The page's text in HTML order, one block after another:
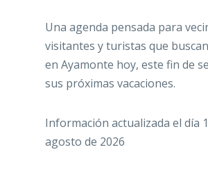
Una agenda pensada para
visitantes y turistas que
en Ayamonte hoy, este fin de
sus próximas vacaciones.
Información actualizada el día
agosto de 2026